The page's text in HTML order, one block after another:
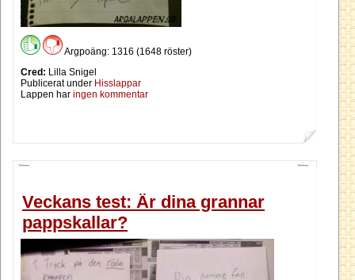
Argpoäng: 1316 (1648 röster)
Cred: Lilla Snigel
Publicerat under Hisslappar
Lappen har ingen kommentar
Veckans test: Är dina grannar
pappskallar?